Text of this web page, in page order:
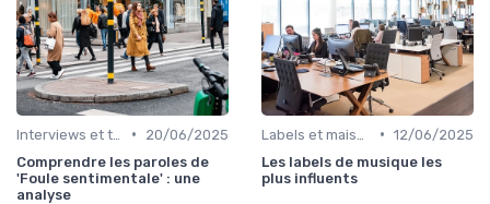
•
20/06/2025
Comprendre les paroles de
'Foule sentimentale' : une
analyse
• 12/06/2025
Les labels de musique les
plus influents